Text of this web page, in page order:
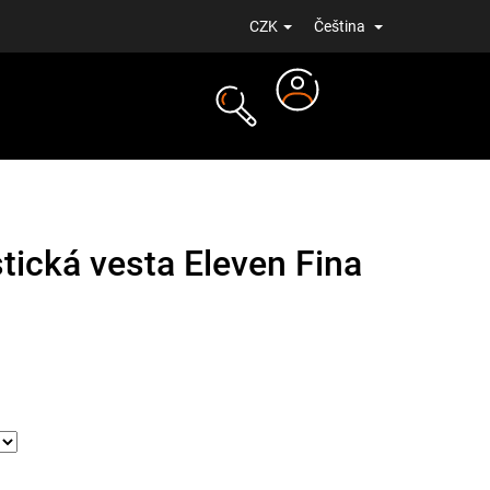
CZK Čeština
vesta Eleven Fina